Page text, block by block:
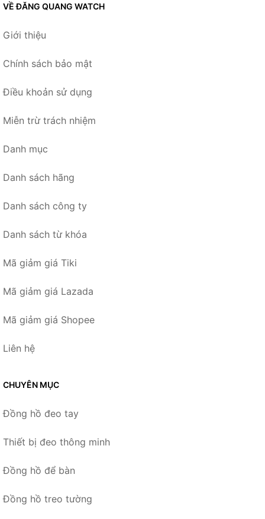
VỀ ĐĂNG QUANG WATCH
Giới thiệu
Chính sách bảo mật
Điều khoản sử dụng
Miễn trừ trách nhiệm
Danh mục
Danh sách hãng
Danh sách công ty
Danh sách từ khóa
Mã giảm giá Tiki
Mã giảm giá Lazada
Mã giảm giá Shopee
Liên hệ
CHUYÊN MỤC
Đồng hồ đeo tay
Thiết bị đeo thông minh
Đồng hồ để bàn
Đồng hồ treo tường